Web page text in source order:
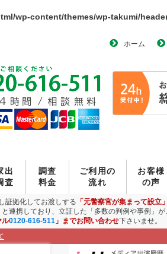
wp-content/themes/wp-takumi/
ホーム
出
査
調査
料金
ご利用の
流れ
お客様
の声
証拠化してお渡しする 「元警察官が集まって設立」
と連携しており、立証した「多数の判例や事例」が
ル0120-616-511 」までお問い合わせ下さいませ。